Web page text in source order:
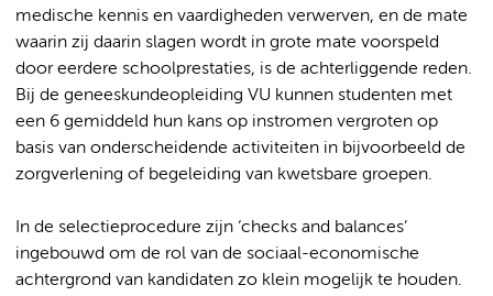
medische kennis en vaardigheden verwerven, en de mate
waarin zij daarin slagen wordt in grote mate voorspeld
door eerdere schoolprestaties, is de achterliggende reden.
Bij de geneeskundeopleiding VU kunnen studenten met
een 6 gemiddeld hun kans op instromen vergroten op
basis van onderscheidende activiteiten in bijvoorbeeld de
zorgverlening of begeleiding van kwetsbare groepen.
In de selectieprocedure zijn ‘checks and balances’
ingebouwd om de rol van de sociaal-economische
achtergrond van kandidaten zo klein mogelijk te houden.